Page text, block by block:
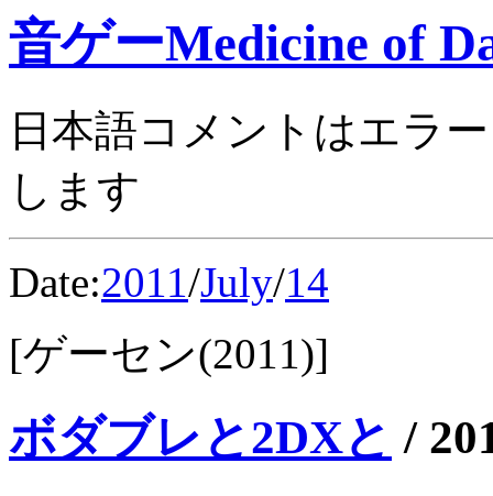
音ゲーMedicine of
日本語コメントはエラ
します
Date:2011/July/14
[ゲーセン(2011)]
ボダブレと2DXと /